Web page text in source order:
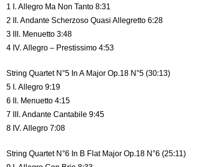
1 I. Allegro Ma Non Tanto 8:31
2 II. Andante Scherzoso Quasi Allegretto 6:28
3 III. Menuetto 3:48
4 IV. Allegro – Prestissimo 4:53
String Quartet N°5 In A Major Op.18 N°5 (30:13)
5 I. Allegro 9:19
6 II. Menuetto 4:15
7 III. Andante Cantabile 9:45
8 IV. Allegro 7:08
String Quartet N°6 In B Flat Major Op.18 N°6 (25:11)